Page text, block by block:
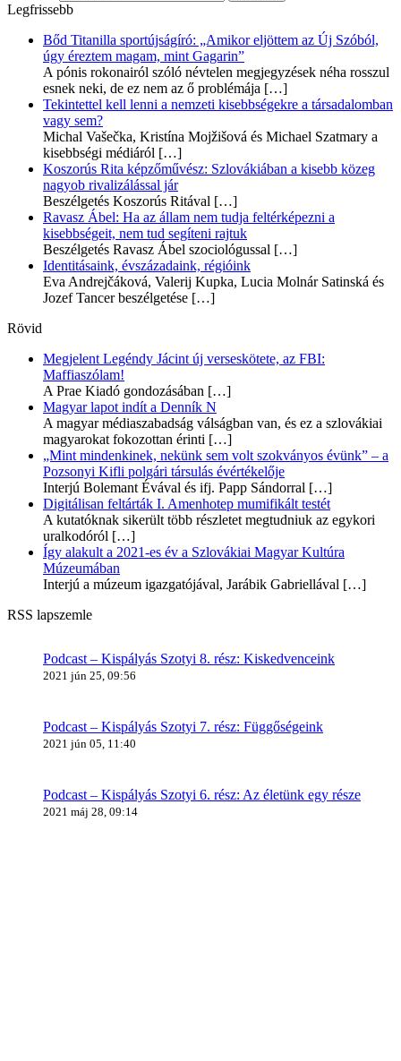
Legfrissebb
Bőd Titanilla sportújságíró: „Amikor eljöttem az Új Szóból,
úgy éreztem magam, mint Gagarin”
A pónis rokonairól szóló névtelen megjegyzések néha rosszul
esnek neki, de ez nem az ő problémája […]
Tekintettel kell lenni a nemzeti kisebbségekre a társadalomban
vagy sem?
Michal Vašečka, Kristína Mojžišová és Michael Szatmary a
kisebbségi médiáról […]
Koszorús Rita képzőművész: Szlovákiában a kisebb közeg
nagyob rivalizálással jár
Beszélgetés Koszorús Ritával […]
Ravasz Ábel: Ha az állam nem tudja feltérképezni a
kisebbségeit, nem tud segíteni rajtuk
Beszélgetés Ravasz Ábel szociológussal […]
Identitásaink, évszázadaink, régióink
Eva Andrejčáková, Valerij Kupka, Lucia Molnár Satinská és
Jozef Tancer beszélgetése […]
Rövid
Megjelent Legéndy Jácint új verseskötete, az FBI:
Maffiaszólam!
A Prae Kiadó gondozásában […]
Magyar lapot indít a Denník N
A magyar médiaszabadság válságban van, és ez a szlovákiai
magyarokat fokozottan érinti […]
„Mint mindenkinek, nekünk sem volt szokványos évünk” – a
Pozsonyi Kifli polgári társulás évértékelője
Interjú Bolemant Évával és ifj. Papp Sándorral […]
Digitálisan feltárták I. Amenhotep mumifikált testét
A kutatóknak sikerült több részletet megtudniuk az egykori
uralkodóról […]
Így alakult a 2021-es év a Szlovákiai Magyar Kultúra
Múzeumában
Interjú a múzeum igazgatójával, Jarábik Gabriellával […]
RSS lapszemle
Podcast – Kispályás Szotyi 8. rész: Kiskedvenceink
2021 jún 25, 09:56
Podcast – Kispályás Szotyi 7. rész: Függőségeink
2021 jún 05, 11:40
Podcast – Kispályás Szotyi 6. rész: Az életünk egy része
2021 máj 28, 09:14